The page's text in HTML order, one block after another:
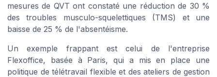
mesures de QVT ont constaté une réduction de 30 %
des troubles musculo-squelettiques (TMS) et une
baisse de 25 % de l'absentéisme.
Un exemple frappant est celui de l'entreprise
Flexoffice, basée à Paris, qui a mis en place une
politique de télétravail flexible et des ateliers de gestion